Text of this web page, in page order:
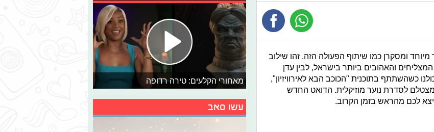
ומסקרן כמו שיתוף הפעולה הזה. זהו שילוב
והאהובים ביותר בישראל, לבין עדן
כשהשתתף בתוכנית "הכוכב הבא לאירוויזיון",
לסדרת נוער מוזיקלית. הדואט החדש
לכם מהראש בזמן הקרוב.
מאחורי הקלעים: טירה רדופה
עשו סאב